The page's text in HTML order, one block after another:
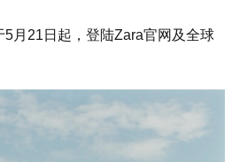
5月21日起，登陆Zara官网及全球